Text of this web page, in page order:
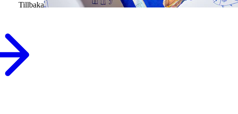
Tillbaka